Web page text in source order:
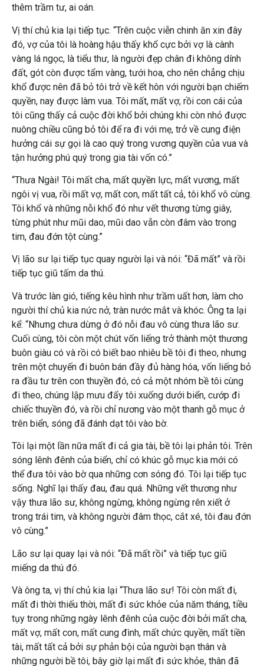
thêm trầm tư, ai oán.
Vị thí chủ kia lại tiếp tục. “Trên cuộc viễn chinh ăn xin đây
đó, vợ của tôi là hoàng hậu thấy khổ cực bởi vợ là cành
vàng lá ngọc, là tiểu thư, là người đẹp chân đi không dính
đất, gót còn được tẩm vàng, tưới hoa, cho nên chẳng chịu
khổ được nên đã bỏ tôi trở về kết hôn với người bạn chiếm
quyền, nay được làm vua. Tôi mất, mất vợ, rồi con cái của
tôi cũng thấy cả cuộc đời khổ bởi chúng khi còn nhỏ được
nuông chiều cũng bỏ tôi để ra đi với mẹ, trở về cung điện
hưởng cái sự gọi là cao quý trong vương quyền của vua và
tận hưởng phú quý trong gia tài vốn có.”
“Thưa Ngài! Tôi mất cha, mất quyền lực, mất vương, mất
ngôi vị vua, rồi mất vợ, mất con, mất tất cả, tôi khổ vô cùng.
Tôi khổ và những nỗi khổ đó như vết thương từng giây,
từng phút như mũi dao, mũi dao vẫn còn đâm vào trong
tim, đau đớn tột cùng.”
Vị lão sư lại tiếp tục quay người lại và nói: “Đã mất” và rồi
tiếp tục giũ tấm da thú.
Và trước làn gió, tiếng kêu hình như trầm uất hơn, làm cho
người thí chủ kia nức nở, tràn nước mắt và khóc. Ông ta lại
kể: “Nhưng chưa dừng ở đó nỗi đau vô cùng thưa lão sư.
Cuối cùng, tôi còn một chút vốn liếng trở thành một thương
buôn giàu có và rồi có biết bao nhiêu bề tôi đi theo, nhưng
trên một chuyến đi buôn bán đầy đủ hàng hóa, vốn liếng bỏ
ra đầu tư trên con thuyền đó, có cả một nhóm bề tôi cùng
đi theo, chúng lập mưu đẩy tôi xuống dưới biển, cướp đi
chiếc thuyền đó, và rồi chỉ nương vào một thanh gỗ mục ở
trên biển, sóng đã đánh dạt tôi vào bờ.
Tôi lại một lần nữa mất đi cả gia tài, bề tôi lại phản tôi. Trên
sóng lênh đênh của biển, chỉ có khúc gỗ mục kia mới có
thể đưa tôi vào bờ qua những cơn sóng đó. Tôi lại tiếp tục
sống. Nghĩ lại thấy đau, đau quá. Những vết thương như
vậy thưa lão sư, không ngừng, không ngừng rên xiết ở
trong trái tim, và không người đâm thọc, cắt xé, tôi đau đớn
vô cùng.”
Lão sư lại quay lại và nói: “Đã mất rồi” và tiếp tục giũ
miếng da thú đó.
Và ông ta, vị thí chủ kia lại “Thưa lão sư! Tôi còn mất đi,
mất đi thời thiếu thời, mất đi sức khỏe của năm tháng, tiều
tụy trong những ngày lênh đênh của cuộc đời bởi mất cha,
mất vợ, mất con, mất cung đình, mất chức quyền, mất tiền
tài, mất tất cả bởi sự phản bội của người bạn thân và
những người bề tôi, bây giờ lại mất đi sức khỏe, thân đã